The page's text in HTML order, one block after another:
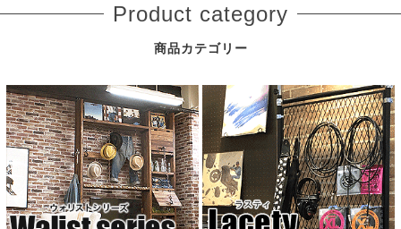
Product category
商品カテゴリー